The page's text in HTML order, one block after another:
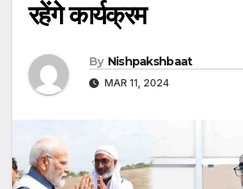
रहेंगे कार्यक्रम
By Nishpakshbaat
MAR 11, 2024